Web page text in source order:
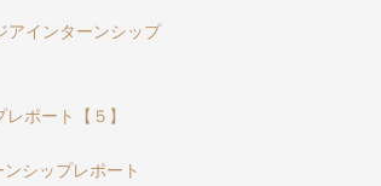
アインターンシップ
ポート【５】
シップレポート